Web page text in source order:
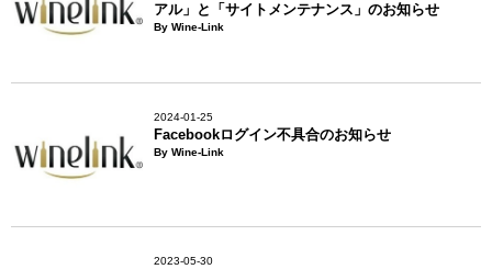
アル」と「サイトメンテナンス」のお知らせ
By Wine-Link
2024-01-25
Facebookログイン不具合のお知らせ
By Wine-Link
2023-05-30